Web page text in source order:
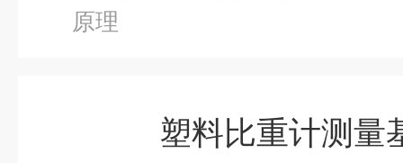
原理
塑料比重计测量